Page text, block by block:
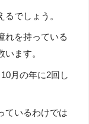
でしょう。
れを持っている
ます。
月の年に2回し
ているわけでは